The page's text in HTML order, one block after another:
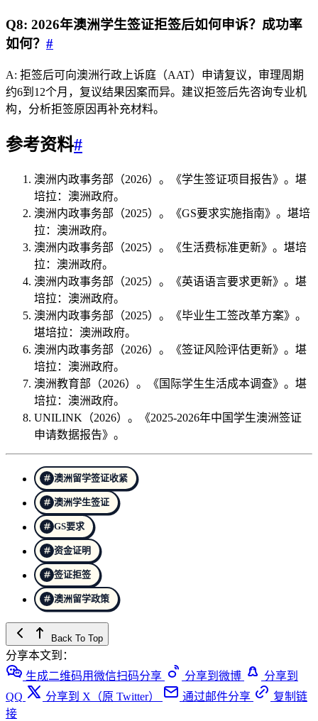
Q8: 2026年澳洲学生签证拒签后如何申诉？成功率
如何？ #
A: 拒签后可向澳洲行政上诉庭（AAT）申请复议，审理周期
约6到12个月，复议结果因案而异。建议拒签后先咨询专业机
构，分析拒签原因再补充材料。
参考资料#
澳洲内政事务部（2026）。《学生签证项目报告》。堪
培拉：澳洲政府。
澳洲内政事务部（2025）。《GS要求实施指南》。堪培
拉：澳洲政府。
澳洲内政事务部（2025）。《生活费标准更新》。堪培
拉：澳洲政府。
澳洲内政事务部（2025）。《英语语言要求更新》。堪
培拉：澳洲政府。
澳洲内政事务部（2025）。《毕业生工签改革方案》。
堪培拉：澳洲政府。
澳洲内政事务部（2026）。《签证风险评估更新》。堪
培拉：澳洲政府。
澳洲教育部（2026）。《国际学生生活成本调查》。堪
培拉：澳洲政府。
UNILINK（2026）。《2025-2026年中国学生澳洲签证
申请数据报告》。
澳洲留学签证收紧
澳洲学生签证
GS要求
资金证明
签证拒签
澳洲留学政策
Back To Top
分享本文到：
生成二维码用微信扫码分享
分享到微博
分享到
QQ
分享到 X（原 Twitter） 通过邮件分享
复制链
接